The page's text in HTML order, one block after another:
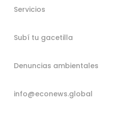
Servicios
Subí tu gacetilla
Denuncias ambientales
info@econews.global